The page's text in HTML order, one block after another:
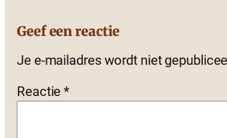
Geef een reactie
Je e-mailadres wordt niet
Reactie*